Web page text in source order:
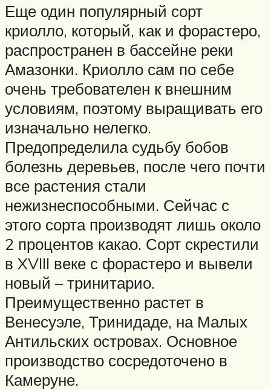
Еще один популярный сорт
криолло, который, как и форастеро,
распространен в бассейне реки
Амазонки. Криолло сам по себе
очень требователен к внешним
условиям, поэтому выращивать его
изначально нелегко.
Предопределила судьбу бобов
болезнь деревьев, после чего почти
все растения стали
нежизнеспособными. Сейчас с
этого сорта производят лишь около
2 процентов какао. Сорт скрестили
в XVIII веке с форастеро и вывели
новый – тринитарио.
Преимущественно растет в
Венесуэле, Тринидаде, на Малых
Антильских островах. Основное
производство сосредоточено в
Камеруне.